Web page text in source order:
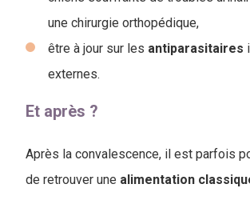
une chirurgie orthopédique,
être à jour sur les antiparasitaires
externes.
Et après ?
Après la convalescence, il est parfois
de retrouver une alimentation